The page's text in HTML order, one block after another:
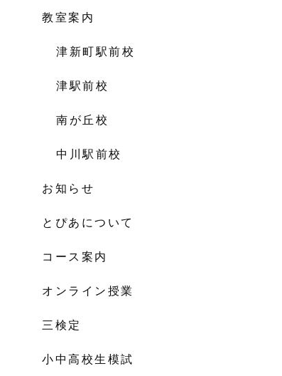
教室案内
津新町駅前校
津駅前校
南が丘校
中川駅前校
お知らせ
とぴあについて
コース案内
オンライン授業
三検定
小中高校生模試